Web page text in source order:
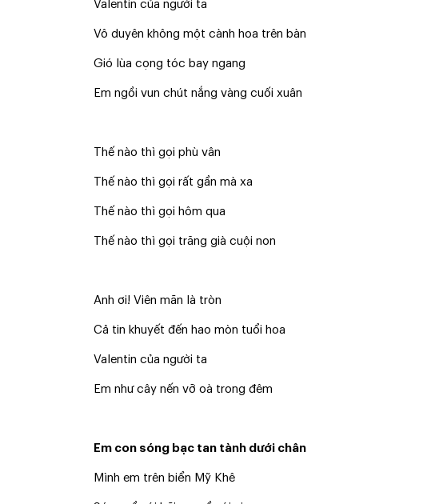
Valentin của người ta
Vô duyên không một cành hoa trên bàn
Gió lùa cọng tóc bay ngang
Em ngồi vun chút nắng vàng cuối xuân
Thế nào thì gọi phù vân
Thế nào thì gọi rất gần mà xa
Thế nào thì gọi hôm qua
Thế nào thì gọi trăng già cuội non
Anh ơi! Viên mãn là tròn
Cả tin khuyết đến hao mòn tuổi hoa
Valentin của người ta
Em như cây nến vỡ oà trong đêm
Em con sóng bạc tan tành dưới chân
Mình em trên biển Mỹ Khê